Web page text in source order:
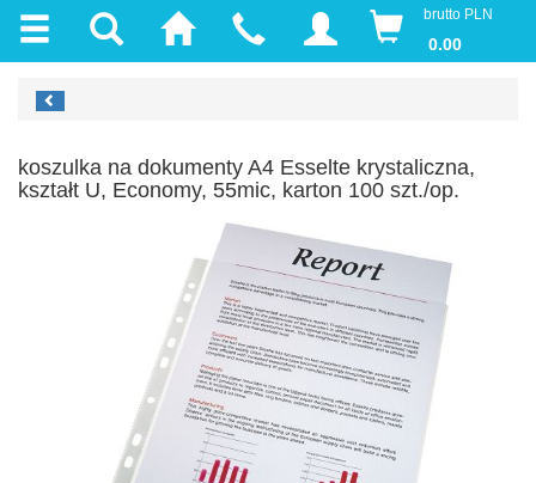
brutto PLN
0.00
koszulka na dokumenty A4 Esselte krystaliczna,
kształt U, Economy, 55mic, karton 100 szt./op.